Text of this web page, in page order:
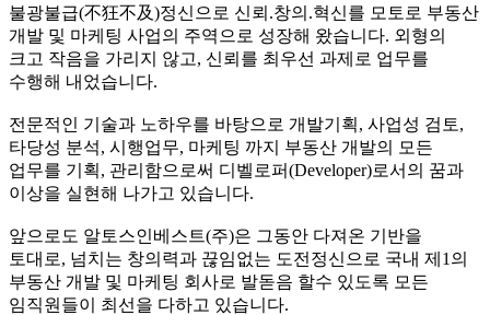
불광불급(不狂不及)정신으로 신뢰.창의.혁신를 모토로 부동산
개발 및 마케팅 사업의 주역으로 성장해 왔습니다. 외형의
크고 작음을 가리지 않고, 신뢰를 최우선 과제로 업무를
수행해 내었습니다.
전문적인 기술과 노하우를 바탕으로 개발기획, 사업성 검토,
타당성 분석, 시행업무, 마케팅 까지 부동산 개발의 모든
업무를 기획, 관리함으로써 디벨로퍼(Developer)로서의 꿈과
이상을 실현해 나가고 있습니다.
앞으로도 알토스인베스트(주)은 그동안 다져온 기반을
토대로, 넘치는 창의력과 끊임없는 도전정신으로 국내 제1의
부동산 개발 및 마케팅 회사로 발돋음 할수 있도록 모든
임직원들이 최선을 다하고 있습니다.